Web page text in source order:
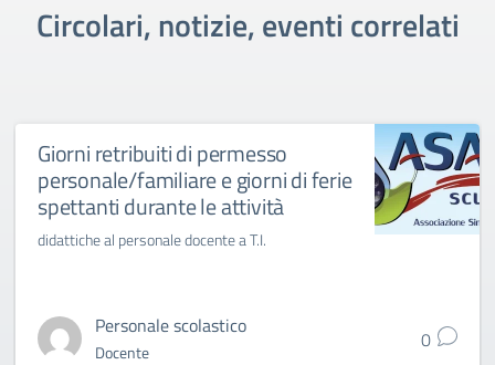
Circolari, notizie, eventi correlati
Giorni retribuiti di permesso
personale/familiare e giorni di ferie
spettanti durante le attività
didattiche al personale docente a T.I.
Personale scolastico
Docente 0